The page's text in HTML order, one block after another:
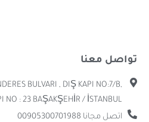
تواصل معنا
BULVARI , DIŞ KAPI NO:7/B,
NO : 23 BAŞAKŞEHİR / İSTANBUL
اتصل مجانا 00905300701988